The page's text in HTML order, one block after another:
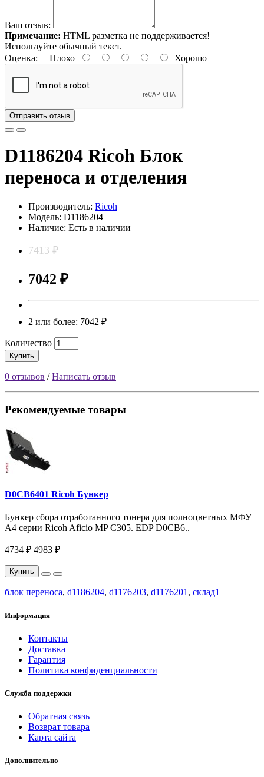
Ваш отзыв:
Примечание: HTML разметка не поддерживается!
Используйте обычный текст.
Оценка: Плохо Хорошо
Отправить отзыв
D1186204 Ricoh Блок
переноса и отделения
Производитель: Ricoh
Модель: D1186204
Наличие: Есть в наличии
7413 ₽
7042 ₽
2 или более: 7042 ₽
Количество
Купить
0 отзывов /Написать отзыв
Рекомендуемые товары
D0CB6401 Ricoh Бункер
Бункер сбора отработанного тонера для полноцветных МФУ
A4 серии Ricoh Aficio MP C305. EDP D0CB6..
4734 ₽ 4983 ₽
Купить
блок переноса, d1186204, d1176203, d1176201, склад1
Информация
Контакты
Доставка
Гарантия
Политика конфиденциальности
Служба поддержки
Обратная связь
Возврат товара
Карта сайта
Дополнительно